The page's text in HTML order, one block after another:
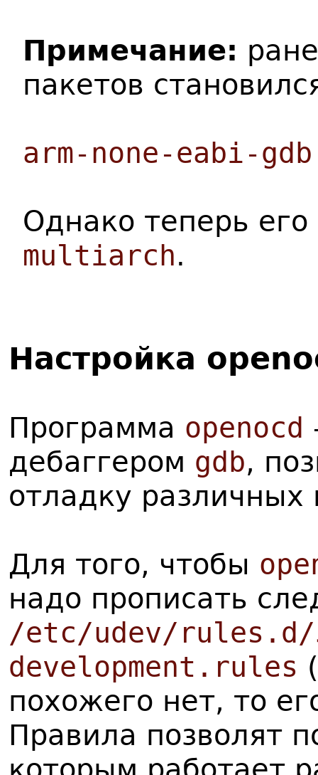
Примечание:
пакетов
arm-none-eabi-gdb
Однако теперь
multiarch.
Настройка
Программа openocd
дебаггером gdb,
отладку различных
Для того, чтобы
надо прописать
/etc/udev/rules.d/
development.rules
похожего нет, то
Правила позволят